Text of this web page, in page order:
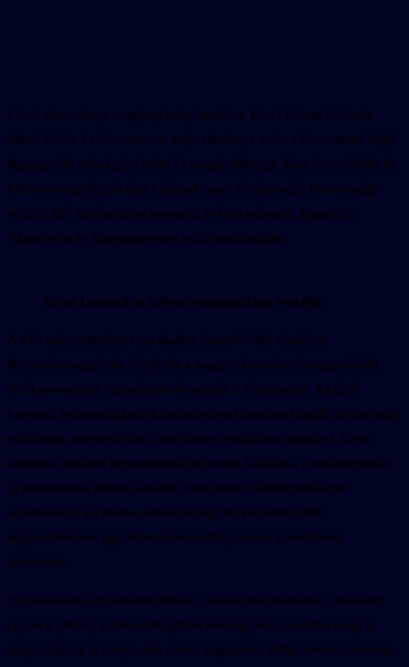
Lévai elmondta, a magánpékség immáron közel három évtizede
indult Gútán és fokozatosan terjeszkedett, s mára a Dunamenti régió
legnagyobb pékségévé nőtte ki magát. Mintegy húsz kenyérfajtát és
kilencven egyéb pékárut kínálnak, amit főként saját, huszonnégy
boltból álló hálózatukon keresztül is értékesítenek. Legutóbb
Vágsellyén és Nagymegyeren nyílt mintaboltjuk.
Lévai Leonard, a Lebeco magánpékség vezetője
A 440 négyzetméteres ma átadott üzembővítés részében
levelestészta-gyártás folyik, és a magyar kormány támogatásából
sütőkemencéket biztosítottak és raktárt is létrehoztak. Az új és
korszerű technológiának köszönhetően biztosítani tudják a minőségi
pékárukat, amelyek több, mint ötezer családhoz jutnak el. Lévai
kiemelte, további terjeszkedést helyeztek kilátásba, a székhelyükön
új mintaboltot, illetve kávézót, turisztikai szálláslehetőséget
alakítanának ki, illetve mindezzel együtt körülbelül 800
négyzetméteren egy fedett őstermelői piacot is szeretnének
létrehozni.
Ez szervesen kapcsolódik ahhoz a városi elképzeléshez, miszerint
éppen a pékség szomszédságában lévő egykori speciális magyar
alapiskolának is helyet adó városi ingatlanon efféle terveket lehetne